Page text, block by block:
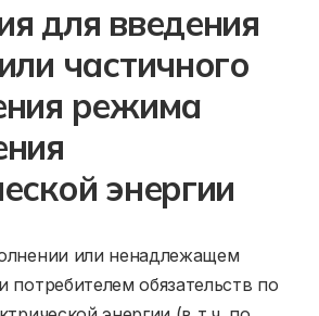
для введения
частичного
режима
энергии
или ненадлежащем
потребителем обязательств по